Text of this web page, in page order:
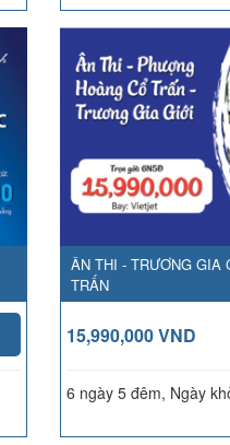
ÂN THI - TRƯƠNG GIA
TRẤN
15,990,000 VND
6 ngày 5 đêm, Ngày